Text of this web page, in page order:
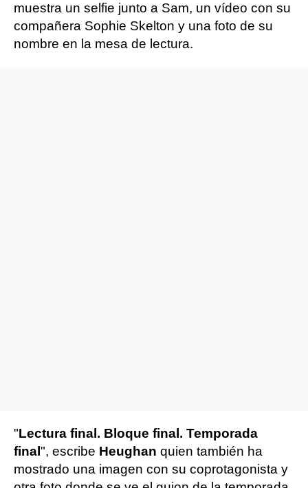
muestra un selfie junto a Sam, un vídeo con su
compañera Sophie Skelton y una foto de su
nombre en la mesa de lectura.
"Lectura final. Bloque final. Temporada
final ", escribe Heughan quien también ha
mostrado una imagen con su coprotagonista y